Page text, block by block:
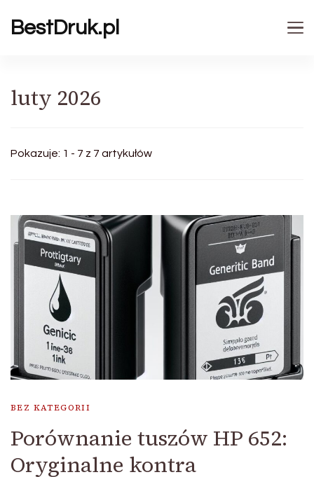
BestDruk.pl
luty 2026
Pokazuje: 1 - 7 z 7 artykułów
BEZ KATEGORII
Porównanie tuszów HP 652:
Oryginalne kontra